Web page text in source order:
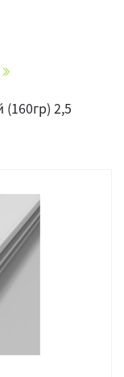
2,5